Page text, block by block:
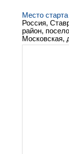
Место старта
Россия,
район,
Московская,